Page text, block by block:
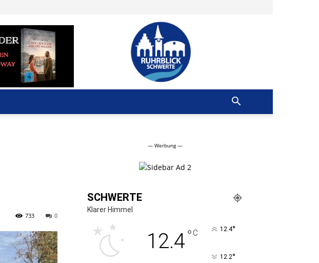
Ruhrblick
Schwerte
0
733
— Werbung —
SCHWERTE
Klarer Himmel
12.4°C 12.4°
12.2°